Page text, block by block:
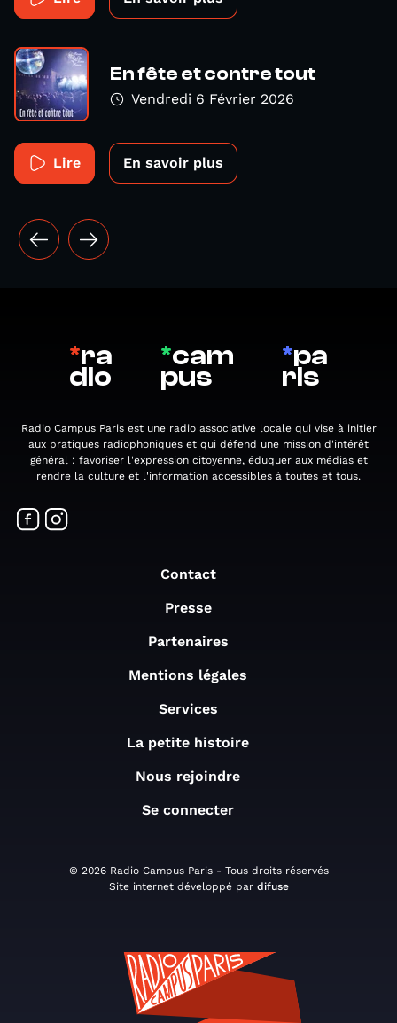
En fête et contre tout
Vendredi 6 Février 2026
Lire En savoir plus
*ra
dio
*cam
pus
*pa
ris
Radio Campus Paris est une radio associative locale qui vise à initier
aux pratiques radiophoniques et qui défend une mission d'intérêt
général : favoriser l'expression citoyenne, éduquer aux médias et
rendre la culture et l'information accessibles à toutes et tous.
Contact
Presse
Partenaires
Mentions légales
Services
La petite histoire
Nous rejoindre
Se connecter
© 2026 Radio Campus Paris - Tous droits réservés
Site internet développé par difuse